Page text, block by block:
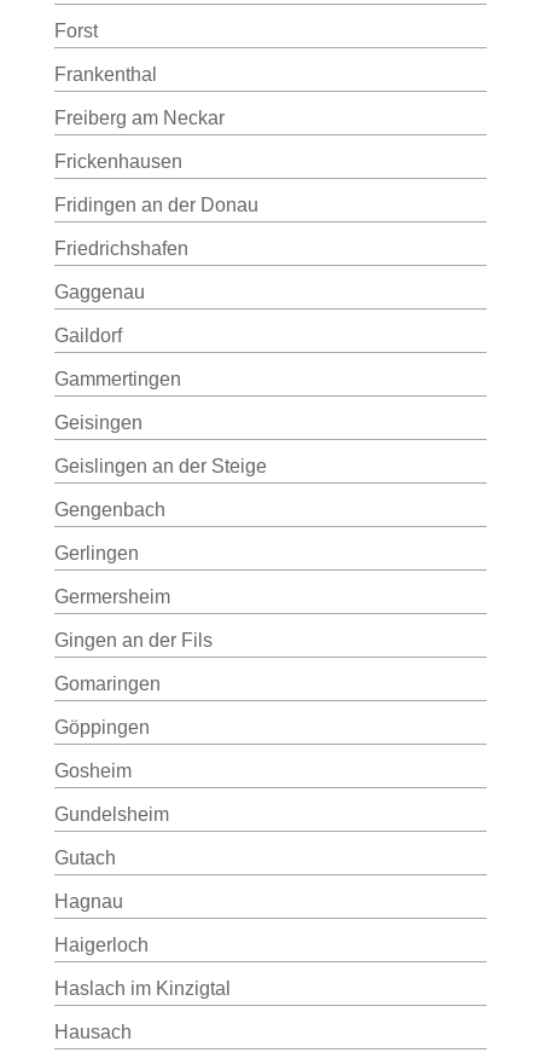
Forst
Frankenthal
Freiberg am Neckar
Frickenhausen
Fridingen an der Donau
Friedrichshafen
Gaggenau
Gaildorf
Gammertingen
Geisingen
Geislingen an der Steige
Gengenbach
Gerlingen
Germersheim
Gingen an der Fils
Gomaringen
Göppingen
Gosheim
Gundelsheim
Gutach
Hagnau
Haigerloch
Haslach im Kinzigtal
Hausach